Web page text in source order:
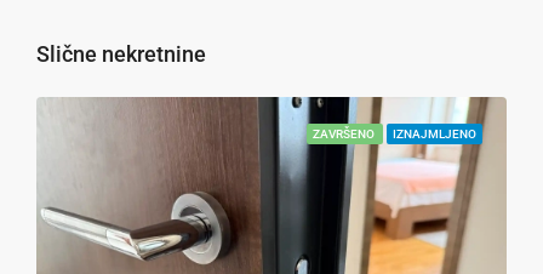
Slične nekretnine
ZAVRŠENO IZNAJMLJENO